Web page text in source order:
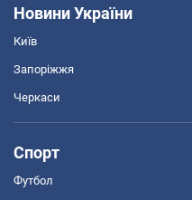
Новини України
Київ
Запоріжжя
Черкаси
Спорт
Футбол